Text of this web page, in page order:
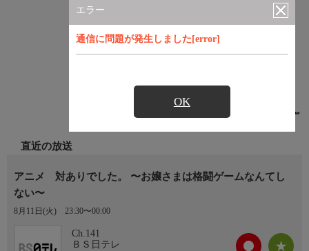
エラー
通信に問題が発生しました[error]
OK
直近の放送
アニメ 対ありでした。 〜お嬢さまは格闘ゲームなんてし
ない〜
8月11日(火) 23:30〜00:00
Ch.141
ＢＳ日テレ